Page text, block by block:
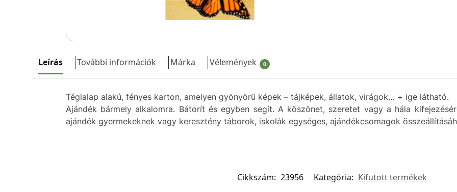
Leírás További információk Márka Vélemények 0
Téglalap alakú, fényes karton, amelyen gyönyörű képek – tájképek, állatok, virágok… + ige látható.
Ajándék bármely alkalomra. Bátorít és egyben segít. A köszönet, szeretet vagy a hála
ajándék gyermekeknek vagy keresztény táborok, iskolák egységes, ajándékcsomagok
Cikkszám: 23956 Kategória: Kifutott termékek